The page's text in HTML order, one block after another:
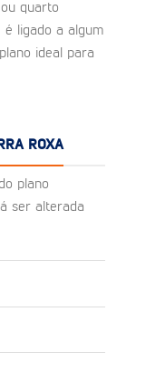
quarto
é ligado a algum
ideal para
ROXA
plano
ser alterada